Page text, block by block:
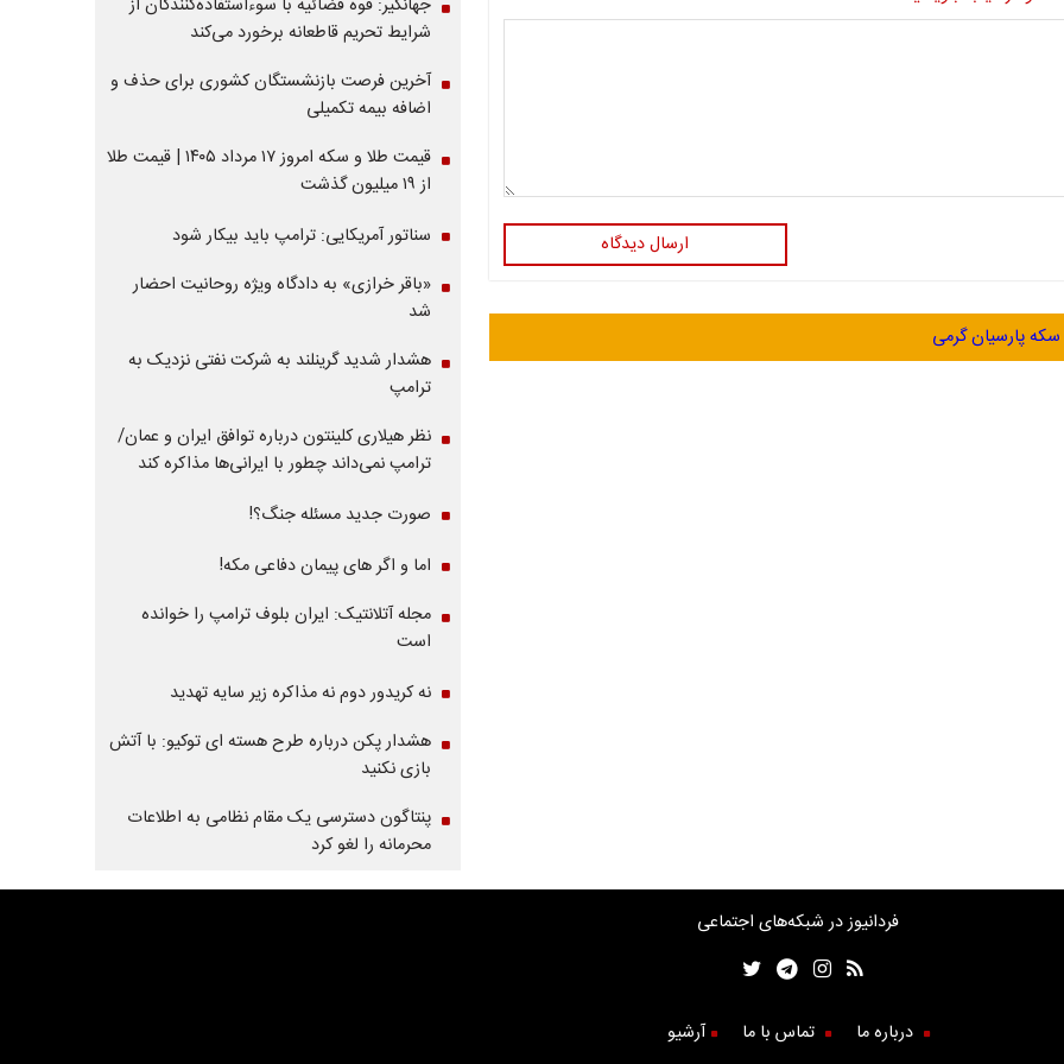
ارسال دیدگاه
پارسیان گرمی
جهانگیر: قوه قضائیه با سوءاستفاده‌کنندگان از
شرایط تحریم قاطعانه برخورد می‌کند
آخرین فرصت بازنشستگان کشوری برای حذف و
اضافه بیمه تکمیلی
قیمت طلا و سکه امروز ۱۷ مرداد ۱۴۰۵ | قیمت طلا
از ۱۹ میلیون گذشت
سناتور آمریکایی: ترامپ باید بیکار شود
«باقر خرازی» به دادگاه ویژه روحانیت احضار
شد
هشدار شدید گرینلند به شرکت نفتی نزدیک به
ترامپ
نظر هیلاری کلینتون درباره توافق ایران و عمان/
ترامپ نمی‌داند چطور با ایرانی‌ها مذاکره کند
صورت جدید مسئله جنگ؟!
اما و اگر های پیمان دفاعی مکه!
مجله آتلانتیک: ایران بلوف ترامپ را خوانده
است
نه کریدور دوم نه مذاکره زیر سایه تهدید
هشدار پکن درباره طرح هسته ای توکیو: با آتش
بازی نکنید
پنتاگون دسترسی یک مقام نظامی به اطلاعات
محرمانه را لغو کرد
فردانیوز در شبکه‌های اجتماعی
درباره ما تماس با ما آرشیو